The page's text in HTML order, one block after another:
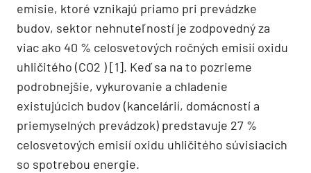
emisie, ktoré vznikajú priamo pri prevádzke
budov, sektor nehnuteľností je zodpovedný za
viac ako 40 % celosvetových ročných emisií oxidu
uhličitého (CO2 ) [1]. Keď sa na to pozrieme
podrobnejšie, vykurovanie a chladenie
existujúcich budov (kancelárií, domácností a
priemyselných prevádzok) predstavuje 27 %
celosvetových emisií oxidu uhličitého súvisiacich
so spotrebou energie.